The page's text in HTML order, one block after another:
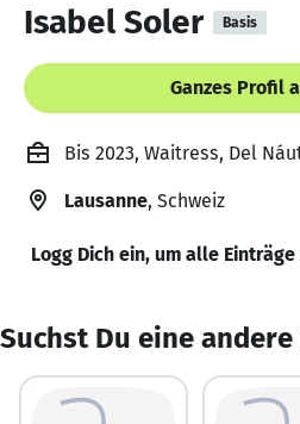
Isabel Soler Basis
Ganzes Profil
Bis 2023, Waitress, Del
Lausanne, Schweiz
Logg Dich ein, um alle Einträge
Suchst Du eine